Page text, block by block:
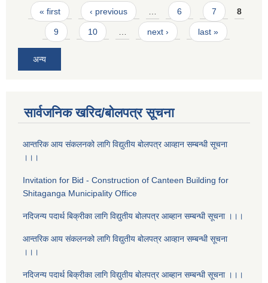
Pages
« first ‹ previous 6 7 8
9 10 next › last »
अन्य
सार्वजनिक खरिद/बोलपत्र सूचना
आन्तरिक आय संकलनको लागि विद्युतीय बोलपत्र आव्हान सम्बन्धी सूचना
।।।
Invitation for Bid - Construction of Canteen Building for
Shitaganga Municipality Office
नदिजन्य पदार्थ बिक्रीका लागि विद्युतीय बोलपत्र आब्हान सम्बन्धी सूचना ।।।
आन्तरिक आय संकलनको लागि विद्युतीय बोलपत्र आव्हान सम्बन्धी सूचना
।।।
नदिजन्य पदार्थ बिक्रीका लागि विद्युतीय बोलपत्र आब्हान सम्बन्धी सूचना ।।।